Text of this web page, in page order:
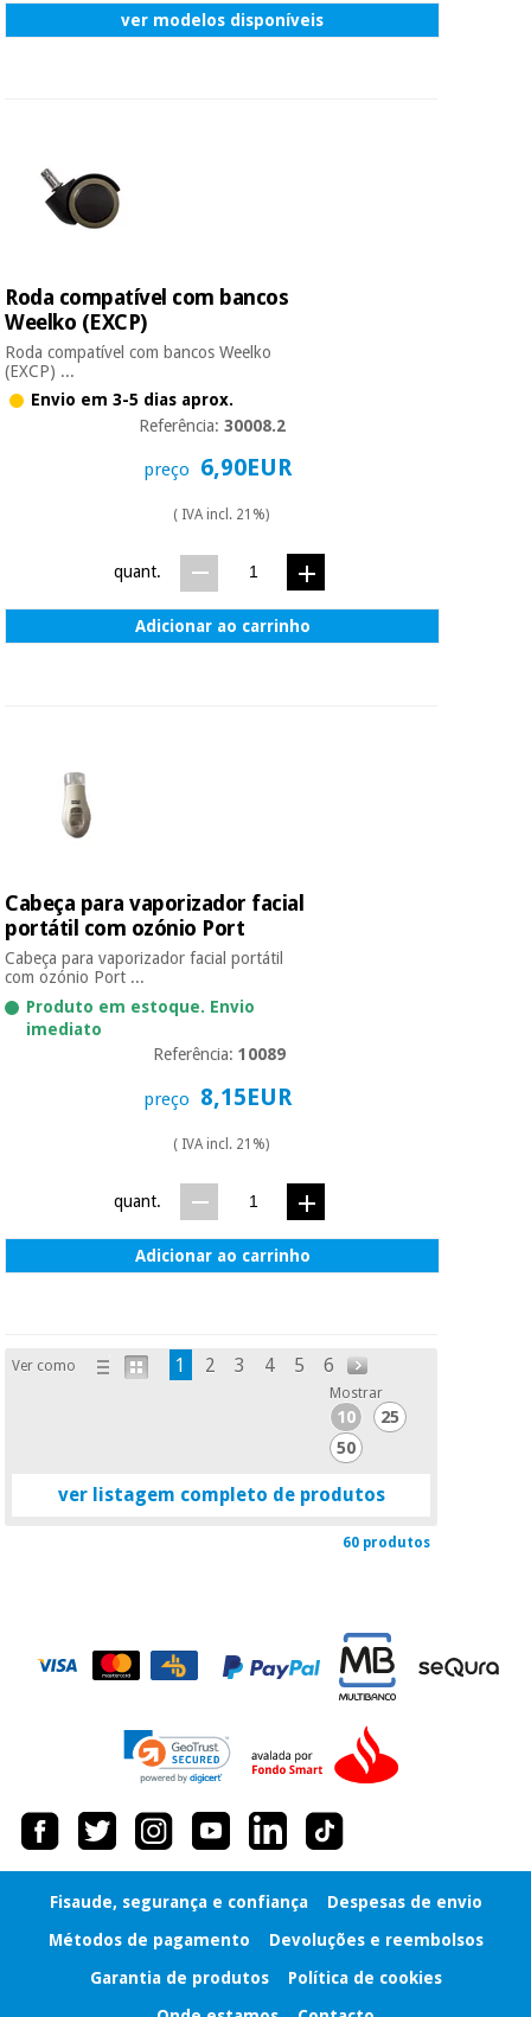
ver modelos disponíveis
Roda compatível com bancos
Weelko (EXCP)
Roda compatível com bancos Weelko
(EXCP) ...
Envio em 3-5 dias aprox.
Referência:30008.2
preço 6,90EUR
( IVA incl. 21%)
quant.
Adicionar ao carrinho
Cabeça para vaporizador facial
portátil com ozónio Port
Cabeça para vaporizador facial portátil
com ozónio Port ...
Produto em estoque. Envio
imediato
Referência:10089
preço 8,15EUR
( IVA incl. 21%)
quant.
Adicionar ao carrinho
Ver como 1 2 3 4 5 6
Mostrar
10
25
50
ver listagem completo de produtos
60 produtos
Fisaude, segurança e confiança
Despesas de envio
Métodos de pagamento
Devoluções e reembolsos
Garantia de produtos
Política de cookies